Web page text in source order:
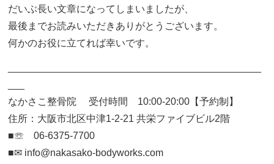
だいぶ長い文章になってしまいましたが、
最後までお読みいただきありがとうございます。
何かのお役に立てれば幸いです。
なかさこ整骨院 受付時間 10:00-20:00【予約制】
住所：大阪市北区中津1-2-21 共栄ファイブビル2階
■☏ 06-6375-7700
■✉︎ info@nakasako-bodyworks.com